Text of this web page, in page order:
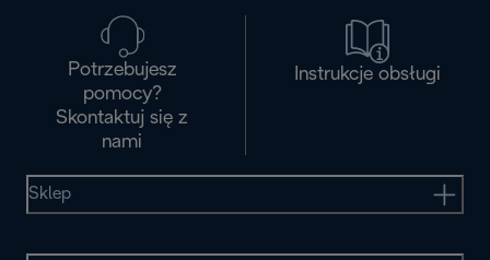
Potrzebujesz
pomocy?
Skontaktuj się z
nami
Instrukcje obsługi
Sklep